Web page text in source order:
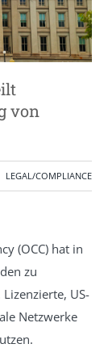
von
LEGAL/COMPLIANCE
(OCC) hat in
zu
US-
Netzwerke